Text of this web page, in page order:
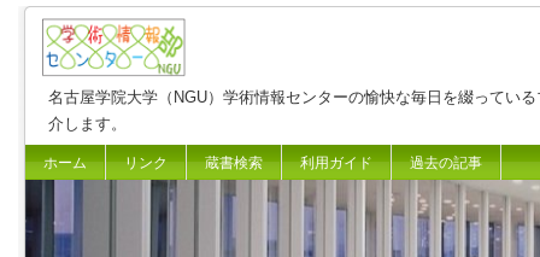
名古屋学院大学（NGU）学術情報センターの愉快な毎日を綴ってい
介します。
ホーム リンク 蔵書検索 利用ガイド 過去の記事